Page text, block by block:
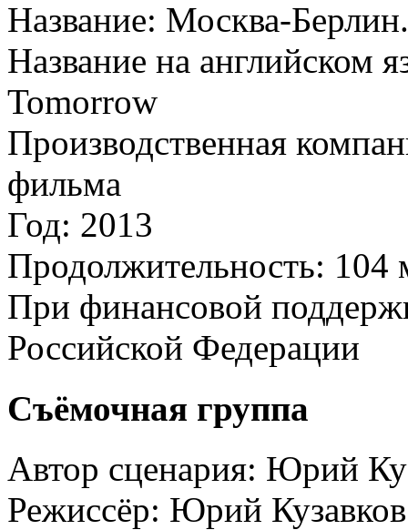
Название: Москва-
Название на английском
Tomorrow
Производственная
фильма
Год: 2013
Продолжительность: 104
При финансовой
Российской Федерации
Съёмочная группа
Автор сценария: Юрий
Режиссёр: Юрий Кузавков